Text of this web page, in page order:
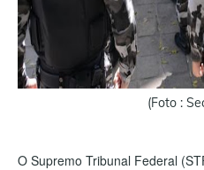
(Foto :
O Supremo Tribunal Federal